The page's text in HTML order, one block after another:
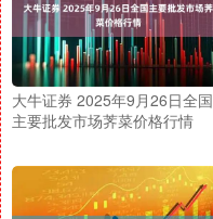
大牛证券 2025年9月26日全国
主要批发市场荠菜价格行情